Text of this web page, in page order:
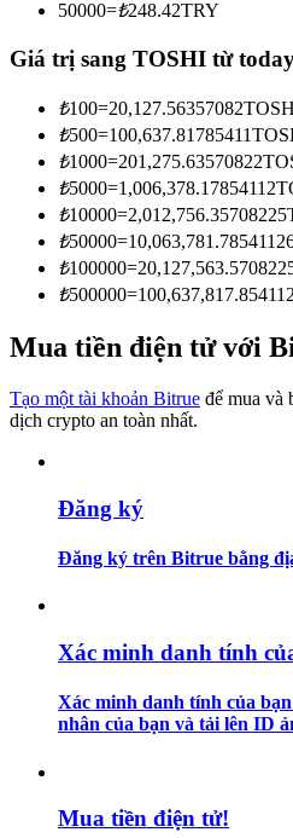
Thông tin
Phân tích dữ liệu lớn bao gồm
Hướng dẫn
Chiến lược giao dịch
50000=₺248.42TRY
Giá trị sang TOSHI từ
₺100=20,127.56357082
₺500=100,637.81785411
₺1000=201,275.63570822
₺5000=1,006,378.17854112
₺10000=2,012,756.35708225
₺50000=
₺100000=
₺500000=
Mua tiền điện tử với
Tạo một tài khoản Bitrue để mua và
dịch crypto an toàn nhất.
Đăng ký
Đăng ký trên Bitrue bằng
Xác minh danh tính
Xác minh danh tính của
nhân của bạn và tải lên ID
Mua tiền điện tử!